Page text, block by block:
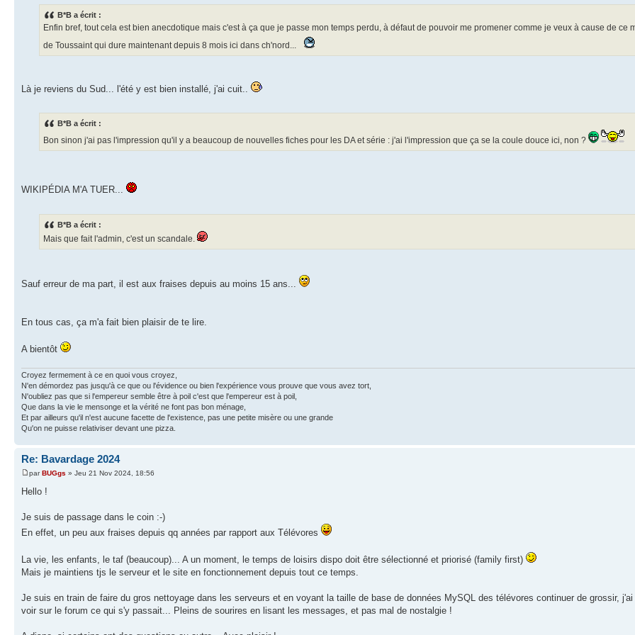
B*B a écrit :
Enfin bref, tout cela est bien anecdotique mais c'est à ça que je passe mon temps perdu, à défaut de pouvoir me promener comme je veux à cause de ce
de Toussaint qui dure maintenant depuis 8 mois ici dans ch'nord...
Là je reviens du Sud... l'été y est bien installé, j'ai cuit..
B*B a écrit :
Bon sinon j'ai pas l'impression qu'il y a beaucoup de nouvelles fiches pour les DA et série : j'ai l'impression que ça se la coule douce ici, non ?
WIKIPÉDIA M'A TUER...
B*B a écrit :
Mais que fait l'admin, c'est un scandale.
Sauf erreur de ma part, il est aux fraises depuis au moins 15 ans...
En tous cas, ça m'a fait bien plaisir de te lire.
A bientôt
Croyez fermement à ce en quoi vous croyez,
N'en démordez pas jusqu'à ce que ou l'évidence ou bien l'expérience vous prouve que vous avez tort,
N'oubliez pas que si l'empereur semble être à poil c'est que l'empereur est à poil,
Que dans la vie le mensonge et la vérité ne font pas bon ménage,
Et par ailleurs qu'il n'est aucune facette de l'existence, pas une petite misère ou une grande
Qu'on ne puisse relativiser devant une pizza.
Re: Bavardage 2024
parBUGgs » Jeu 21 Nov 2024, 18:56
Hello !
Je suis de passage dans le coin :-)
En effet, un peu aux fraises depuis qq années par rapport aux Télévores
La vie, les enfants, le taf (beaucoup)... A un moment, le temps de loisirs dispo doit être sélectionné et priorisé (family first)
Mais je maintiens tjs le serveur et le site en fonctionnement depuis tout ce temps.
Je suis en train de faire du gros nettoyage dans les serveurs et en voyant la taille de base de données MySQL des télévores continuer de grossir,
voir sur le forum ce qui s'y passait... Pleins de sourires en lisant les messages, et pas mal de nostalgie !